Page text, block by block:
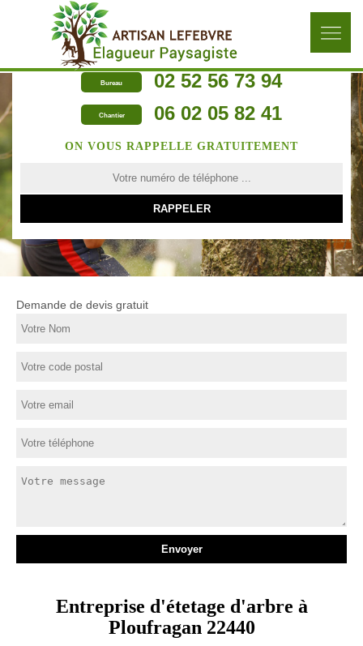
Bureau 02 52 56 73 94
Chantier 06 02 05 82 41
ON VOUS RAPPELLE GRATUITEMENT
Demande de devis gratuit
Entreprise d'étetage d'arbre à
Ploufragan 22440